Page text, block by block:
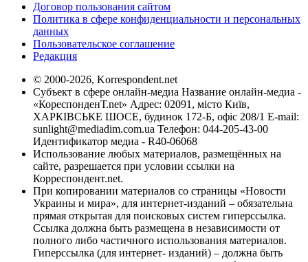
Договор пользования сайтом
Политика в сфере конфиденциальности и персональных
данных
Пользовательское соглашение
Редакция
© 2000-2026, Korrespondent.net
Субъект в сфере онлайн-медиа Название онлайн-медиа -
«КореспонденТ.net» Адрес: 02091, місто Київ,
ХАРКІВСЬКЕ ШОСЕ, будинок 172-Б, офіс 208/1 E-mail:
sunlight@mediadim.com.ua Телефон: 044-205-43-00
Идентификатор медиа - R40-06068
Использование любых материалов, размещённых на
сайте, разрешается при условии ссылки на
Корреспондент.net.
При копировании материалов со страницы «Новости
Украины и мира», для интернет-изданий – обязательна
прямая открытая для поисковых систем гиперссылка.
Ссылка должна быть размещена в независимости от
полного либо частичного использования материалов.
Гиперссылка (для интернет- изданий) – должна быть